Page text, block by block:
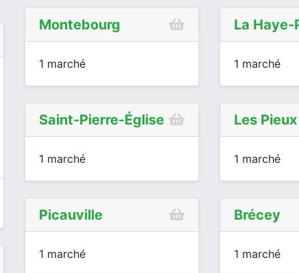
Montebourg
1 marché
La Haye-
1 marché
Saint-Pierre-Église
1 marché
Les Pieux
1 marché
Picauville
1 marché
Brécey
1 marché